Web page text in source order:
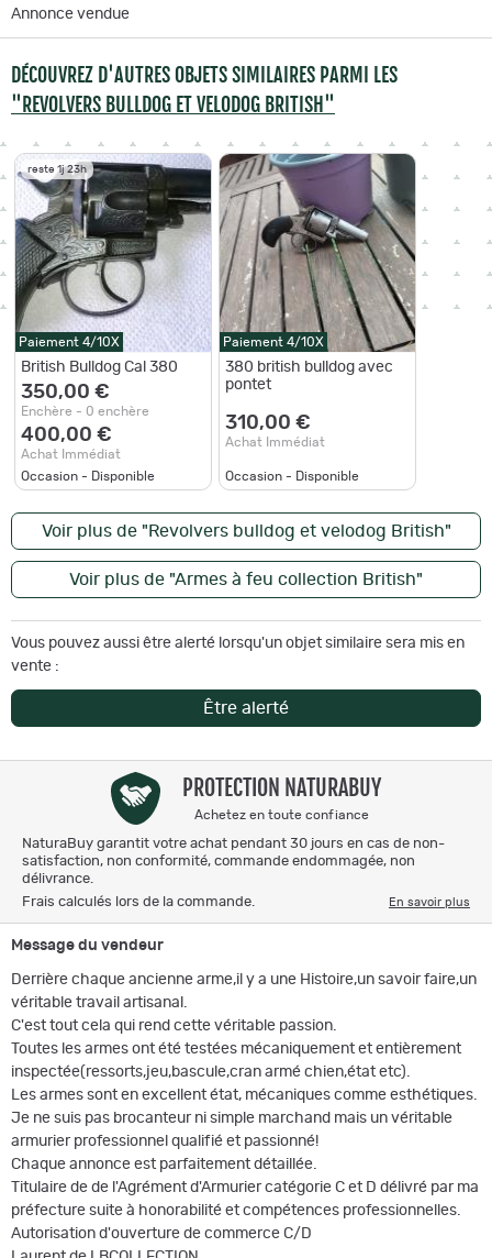
Annonce vendue
DÉCOUVREZ D'AUTRES OBJETS SIMILAIRES PARMI LES
"REVOLVERS BULLDOG ET VELODOG BRITISH"
reste 1j 23h
Paiement 4/10X
British Bulldog Cal 380
350,00 €
Enchère - 0 enchère
400,00 €
Achat Immédiat
Occasion - Disponible
Paiement 4/10X
380 british bulldog avec
pontet
310,00 €
Achat Immédiat
Occasion - Disponible
Voir plus de "Revolvers bulldog et velodog British"
Voir plus de "Armes à feu collection British"
Vous pouvez aussi être alerté lorsqu'un objet similaire sera mis en
vente :
Être alerté
PROTECTION NATURABUY
Achetez en toute confiance
NaturaBuy garantit votre achat pendant 30 jours en cas de non-
satisfaction, non conformité, commande endommagée, non
délivrance.
Frais calculés lors de la commande.
En savoir plus
Message du vendeur
Derrière chaque ancienne arme,il y a une Histoire,un savoir faire,un
véritable travail artisanal.
C'est tout cela qui rend cette véritable passion.
Toutes les armes ont été testées mécaniquement et entièrement
inspectée(ressorts,jeu,bascule,cran armé chien,état etc).
Les armes sont en excellent état, mécaniques comme esthétiques.
Je ne suis pas brocanteur ni simple marchand mais un véritable
armurier professionnel qualifié et passionné!
Chaque annonce est parfaitement détaillée.
Titulaire de de l'Agrément d'Armurier catégorie C et D délivré par ma
préfecture suite à honorabilité et compétences professionnelles.
Autorisation d'ouverture de commerce C/D